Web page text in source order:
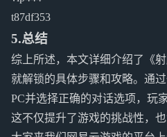
t87df353
5.总结
综上所述，本文详细介绍了《
就解锁的具体步骤和攻略。通
PC并选择正确的对话选项，玩
这不仅提升了游戏的挑战性，